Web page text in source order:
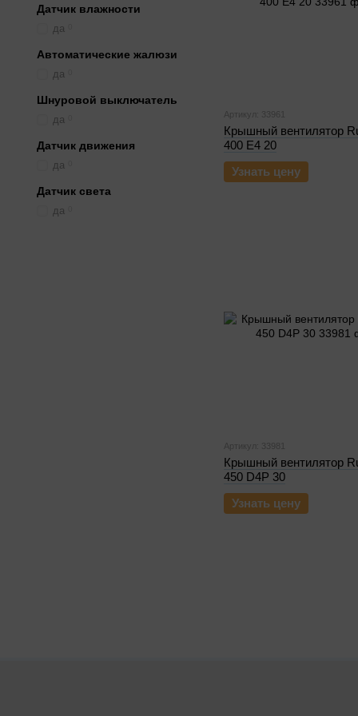
Артикул: 33961
Крышный вентилятор
400 E4 20
Узнать цену
Артикул: 33981
Крышный вентилятор
450 D4P 30
Узнать цену
Датчик влажности
да
Автоматические жалюзи
да
Шнуровой выключатель
да
Датчик движения
да
Датчик света
да